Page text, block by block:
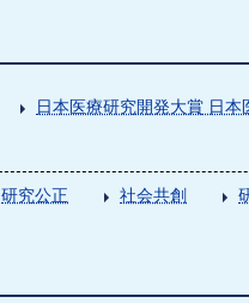
日本医療研究開発大賞 日本
研究公正 社会共創